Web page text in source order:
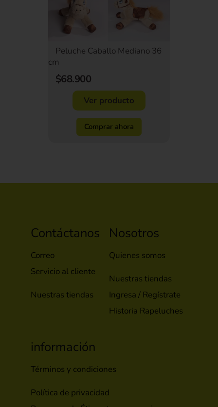
Peluche Caballo Mediano 36
cm
$68.900
Ver producto
Comprar ahora
Contáctanos
Correo
Servicio al cliente
Nuestras tiendas
Nosotros
Quienes somos
Nuestras tiendas
Ingresa / Regístrate
Historia Rapeluches
información
Términos y condiciones
Política de privacidad